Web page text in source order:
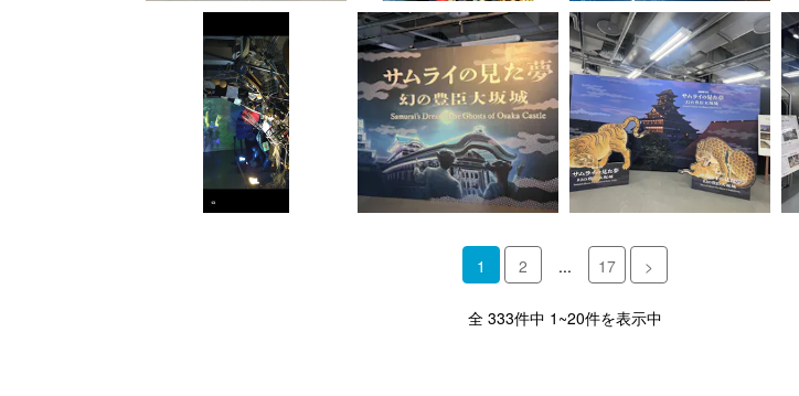
1 2 ... 17 >
全 333件中 1~20件を表示中